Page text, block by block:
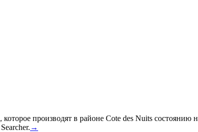
производят в районе Cote des Nuits состоянию
→